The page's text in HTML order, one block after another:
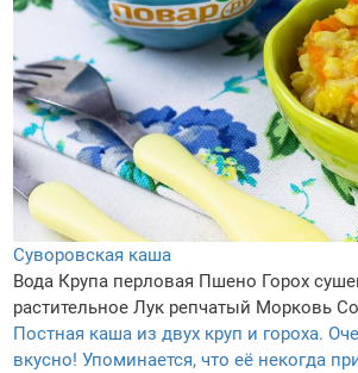
Суворовская каша
Вода Крупа перловая Пшено Горох
растительное Лук репчатый Морковь
Постная каша из двух круп и гороха.
вкусно! Упоминается, что её некогда